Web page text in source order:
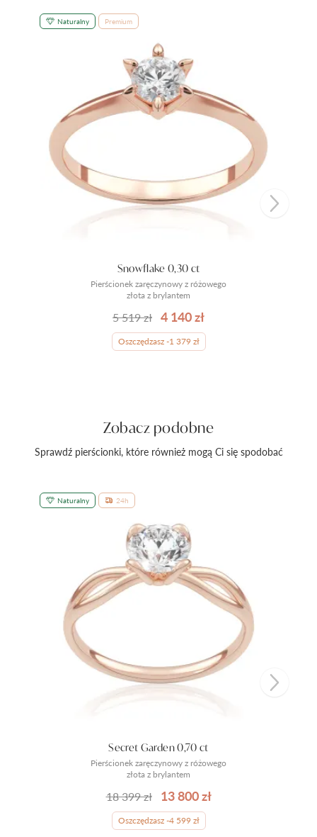
Naturalny Premium
Pierścionek zaręczynowy z różowego
złota z brylantem
Snowflake 0,30 ct
5 519 zł 4 140 zł
Oszczędzasz -1 379 zł
Zobacz podobne
Sprawdź pierścionki, które również mogą Ci się spodobać
Naturalny 24h
Pierścionek zaręczynowy z różowego
złota z brylantem
Secret Garden 0,70 ct
18 399 zł 13 800 zł
Oszczędzasz -4 599 zł